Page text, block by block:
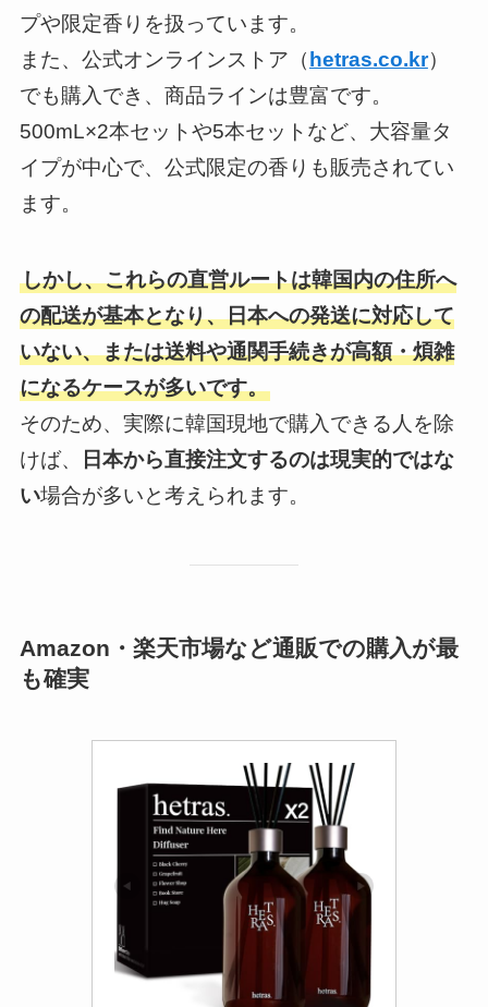
プや限定香りを扱っています。
また、公式オンラインストア（hetras.co.kr）
でも購入でき、商品ラインは豊富です。
500mL×2本セットや5本セットなど、大容量タ
イプが中心で、公式限定の香りも販売されてい
ます。
しかし、これらの直営ルートは韓国内の住所へ
の配送が基本となり、日本への発送に対応して
いない、または送料や通関手続きが高額・煩雑
になるケースが多いです。
そのため、実際に韓国現地で購入できる人を除
けば、
日本から直接注文するのは現実的ではな
い場合が多いと考えられます。
Amazon・楽天市場など通販での購入が最
も確実